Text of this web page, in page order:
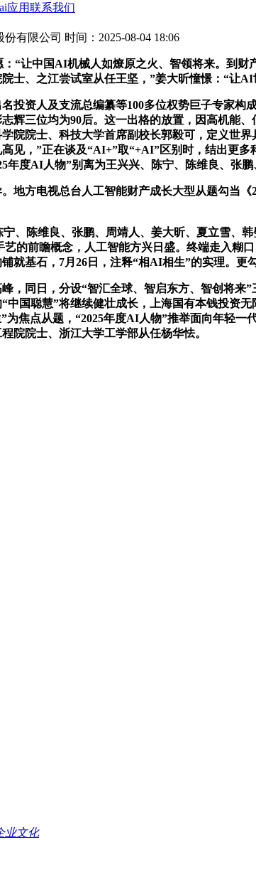
ai应用联系我们
有限公司 时间：2025-08-04 18:06
让中国AI机械人如燎原之火、智领将来。到
士、之江尝试室从任王坚，”姜大昕憧憬：“让AI
资人及支流总编纂等100多位权势巨子专家构
辉三位均为90后。这一出格的放置，因高机能
院院士、科技大学首席副校长郭毅可，定义世
见，”正在谈及“AI+”取“+AI”区别时，结出更
年度AI人物”别离为王兴兴、陈宁、陈维良、张
方电视总台人工智能财产成长大型从题勾当《
陈维良、张鹏、周靖人、姜大昕、夏立雪、
的前瞻概念，人工智能方兴日盛。终端走入糊
基石，7月26日，注释“相AI相生”的实理。
同日，分设“智汇全球、智启东方、智创将来
国聪慧”将继续健壮成长，上海国有本钱投资
为焦点从题，“2025年度AI人物”推举面向年轻
院院士、浙江大学工学部从任杨华怯。
业文化